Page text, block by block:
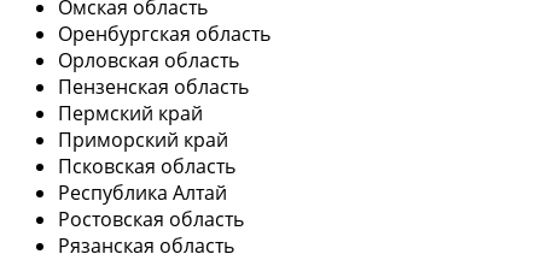
Омская область
Оренбургская область
Орловская область
Пензенская область
Пермский край
Приморский край
Псковская область
Республика Алтай
Ростовская область
Рязанская область